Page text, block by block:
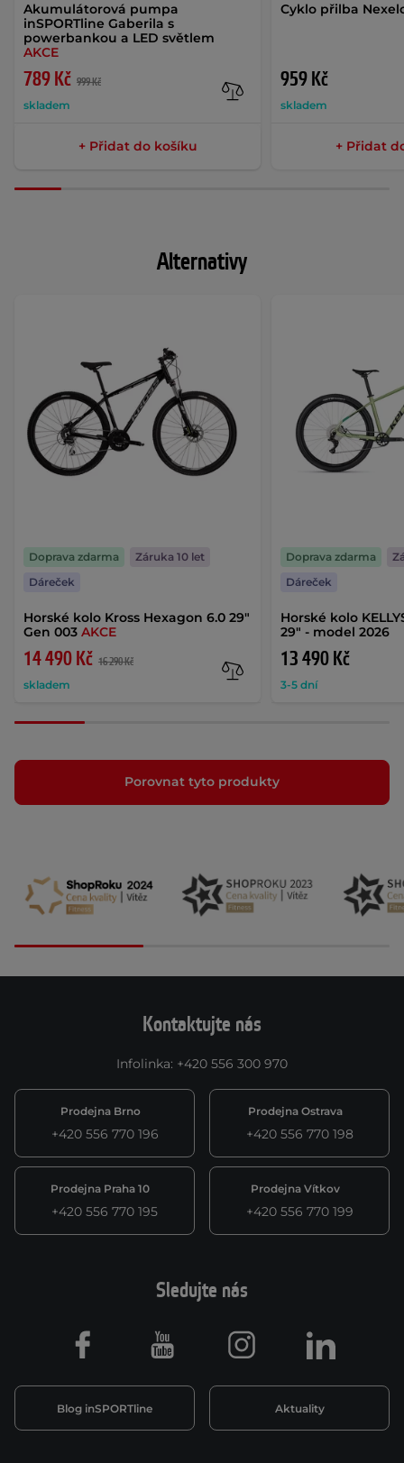
Akumulátorová pumpa
inSPORTline Gaberila s
powerbankou a LED světlem
AKCE
789 Kč 999 Kč
skladem
+ Přidat do košíku
Cyklo přilba
959 Kč
skladem
+ Přidat
Alternativy
Horské kolo Kross Hexagon 6.0 29"
Gen 003 AKCE
14 490 Kč 16 290 Kč
skladem
Doprava zdarma
Záruka 10 let
Dáreček
Horské kolo
29" - model 2026
13 490 Kč
3-5 dní
Doprava zdarma
Dáreček
Porovnat tyto produkty
Kontaktujte nás
Infolinka: +420 556 300 970
Prodejna Brno
+420 556 770 196
Prodejna Ostrava
+420 556 770 198
Prodejna Praha 10
+420 556 770 195
Prodejna Vítkov
+420 556 770 199
Sledujte nás
Blog inSPORTline Aktuality
Facebook Youtube Instagram LinkedIn